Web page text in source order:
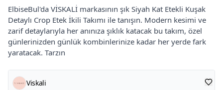
ElbiseBul'da VİSKALİ markasının şık Siyah Kat Etekli Kuşak
Detaylı Crop Etek İkili Takımı ile tanışın. Modern kesimi ve
zarif detaylarıyla her anınıza şıklık katacak bu takım, özel
günlerinizden günlük kombinlerinize kadar her yerde fark
yaratacak. Tarzın
Viskali